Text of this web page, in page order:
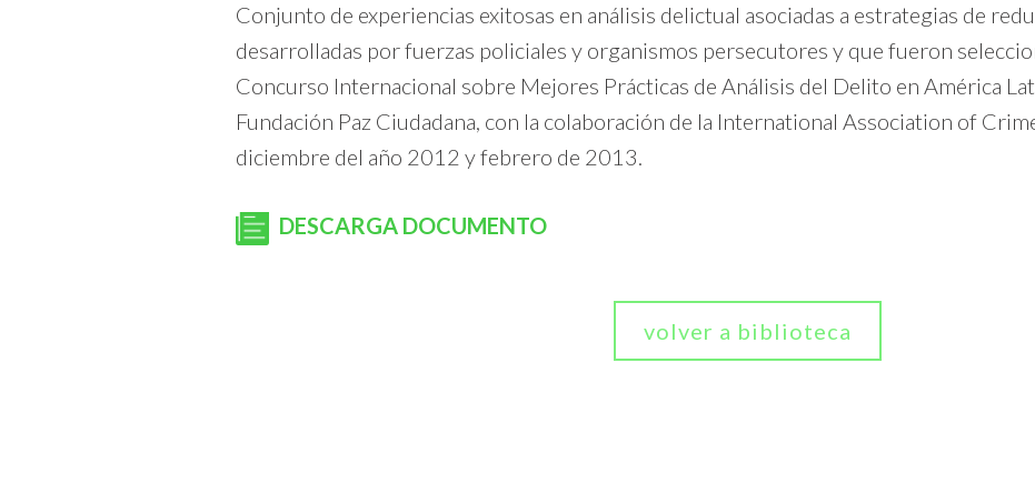
Conjunto de experiencias exitosas en análisis delictual asociadas a estrategias de
desarrolladas por fuerzas policiales y organismos persecutores y que fueron
Concurso Internacional sobre Mejores Prácticas de Análisis del Delito en América
Fundación Paz Ciudadana, con la colaboración de la International Association of
diciembre del año 2012 y febrero de 2013.
DESCARGA DOCUMENTO
volver a biblioteca